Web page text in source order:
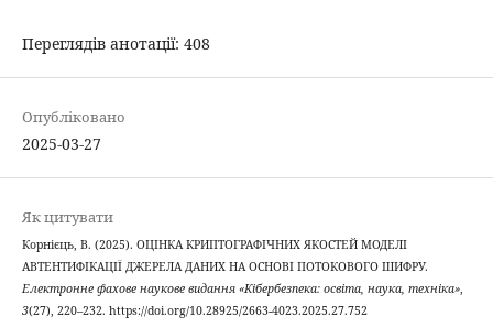
Переглядів анотації: 408
Опубліковано
2025-03-27
Як цитувати
Корнієць, В. (2025). ОЦІНКА КРИПТОГРАФІЧНИХ ЯКОСТЕЙ МОДЕЛІ
АВТЕНТИФІКАЦІЇ ДЖЕРЕЛА ДАНИХ НА ОСНОВІ ПОТОКОВОГО ШИФРУ.
Електронне фахове наукове видання «Кібербезпека: освіта, наука, техніка»,
3(27), 220–232. https://doi.org/10.28925/2663-4023.2025.27.752